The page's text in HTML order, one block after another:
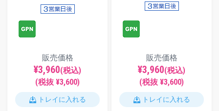
販売価格
¥3,960(税込)
(税抜 ¥3,600)
トレイに入れる
販売価格
¥3,960(税込)
(税抜 ¥3,600)
トレイに入れる